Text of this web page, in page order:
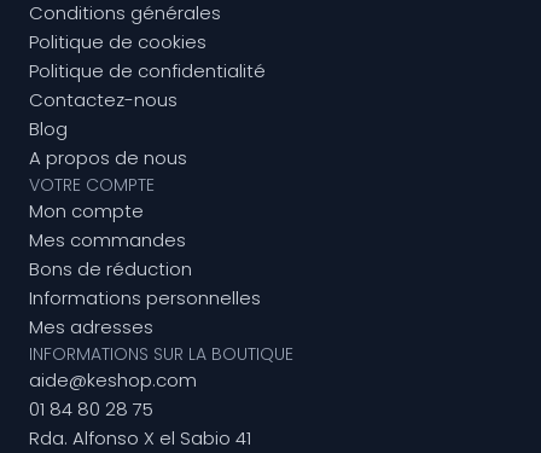
Conditions générales
Politique de cookies
Politique de confidentialité
Contactez-nous
Blog
A propos de nous
VOTRE COMPTE
Mon compte
Mes commandes
Bons de réduction
Informations personnelles
Mes adresses
INFORMATIONS SUR LA BOUTIQUE
aide@keshop.com
01 84 80 28 75
Rda. Alfonso X el Sabio 41